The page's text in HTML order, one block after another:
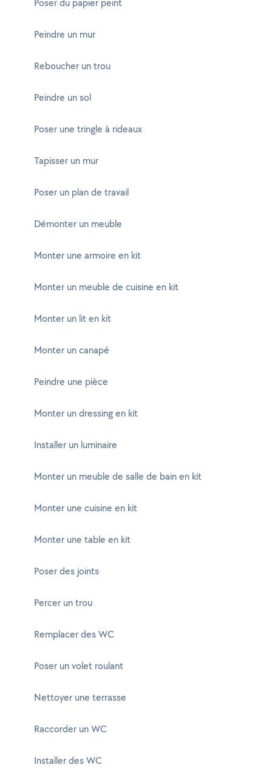
Poser du papier peint
Peindre un mur
Reboucher un trou
Peindre un sol
Poser une tringle à rideaux
Tapisser un mur
Poser un plan de travail
Démonter un meuble
Monter une armoire en kit
Monter un meuble de cuisine en kit
Monter un lit en kit
Monter un canapé
Peindre une pièce
Monter un dressing en kit
Installer un luminaire
Monter un meuble de salle de bain en kit
Monter une cuisine en kit
Monter une table en kit
Poser des joints
Percer un trou
Remplacer des WC
Poser un volet roulant
Nettoyer une terrasse
Raccorder un WC
Installer des WC